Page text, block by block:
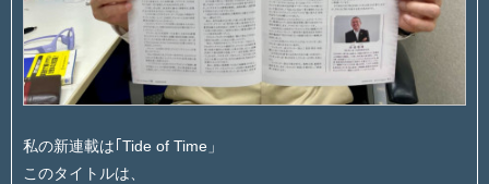
私の新連載は｢Tide of Time」
このタイトルは、